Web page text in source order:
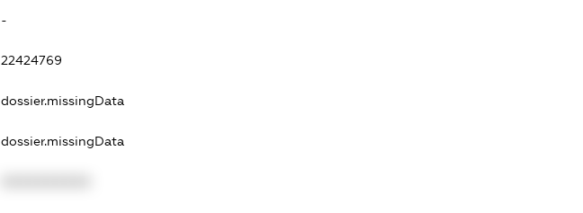
-
22424769
dossier.missingData
dossier.missingData